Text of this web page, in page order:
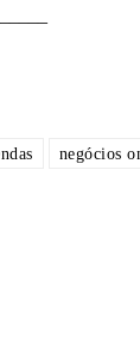
negócios